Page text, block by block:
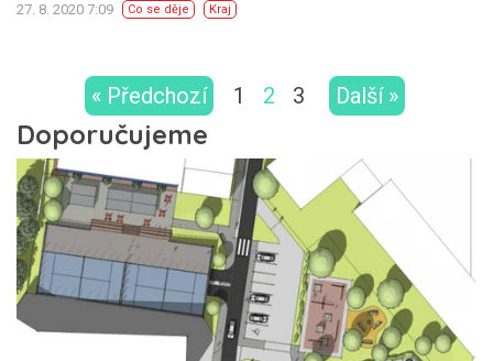
27. 8. 2020 7:09 Co se děje Kraj
« Předchozí 1 2 3 Další »